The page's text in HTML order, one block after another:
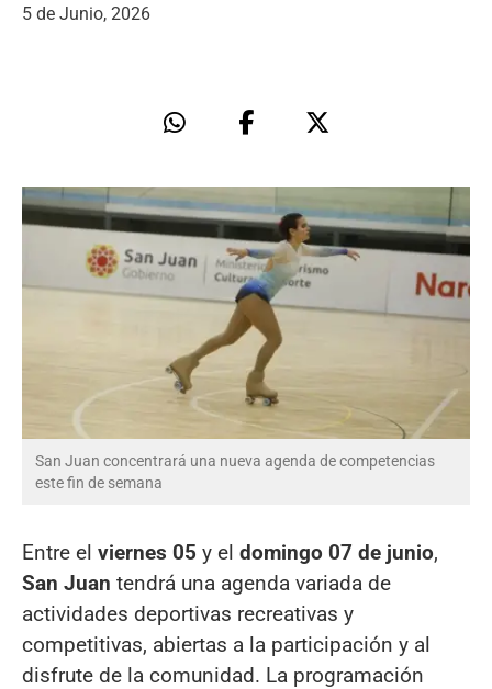
5 de Junio, 2026
San Juan concentrará una nueva agenda de competencias
este fin de semana
Entre el viernes 05 y el domingo 07 de junio,
San Juan tendrá una agenda variada de
actividades deportivas recreativas y
competitivas, abiertas a la participación y al
disfrute de la comunidad. La programación